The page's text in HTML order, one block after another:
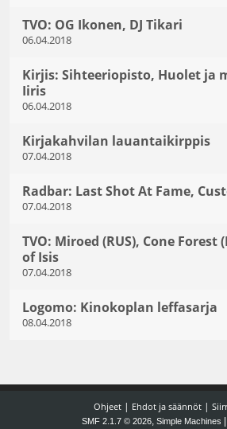
TVO: OG Ikonen, DJ Tikari
06.04.2018
Kirjis: Sihteeriopisto, Huolet ja
Iiris
06.04.2018
Kirjakahvilan lauantaikirppis
07.04.2018
Radbar: Last Shot At Fame,
07.04.2018
TVO: Miroed (RUS), Cone Forest
of Isis
07.04.2018
Logomo: Kinokoplan leffasarja
08.04.2018
Ohjeet| Ehdot ja säännöt|
SMF 2.1.7 © 2026, Simple Machines